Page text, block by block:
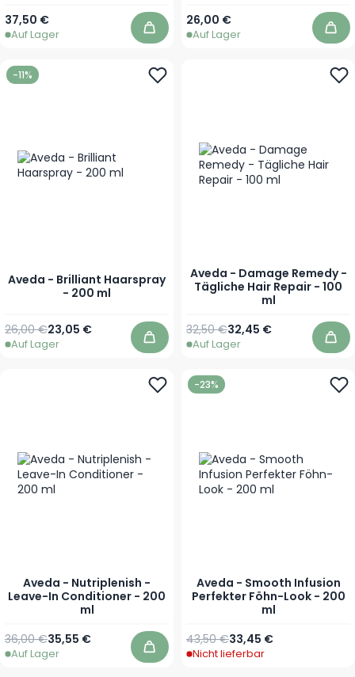
37,50 €
Auf Lager In den Warenkorb
26,00 €
Auf Lager In
-11%
Aveda - Brilliant Haarspray
- 200 ml
Sonderpreis
23,05 €
Regulärer Preis
26,00 €
Auf Lager In den Warenkorb
Aveda - Damage Remedy -
Tägliche Hair Repair - 100
ml
Sonderpreis
32,45 €
Regulärer Preis
32,50 €
Auf Lager In
Aveda - Nutriplenish -
Leave-In Conditioner - 200
ml
Sonderpreis
35,55 €
Regulärer Preis
36,00 €
Auf Lager In den Warenkorb
-23%
Aveda - Smooth Infusion
Perfekter Föhn-Look - 200
ml
Sonderpreis
33,45 €
Regulärer Preis
43,50 €
Nicht lieferbar